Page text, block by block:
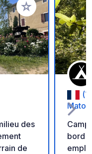
Ajouter à vos
des
de
bord